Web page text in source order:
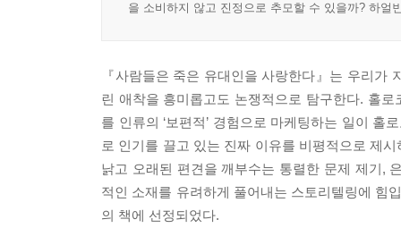
을 소비하지 않고 진정으로 추모할 수 있을까? 하
『사람들은 죽은 유대인을 사랑한다』는 우리
린 애착을 흥미롭고도 논쟁적으로 탐구한다. 홀
를 인류의 ‘보편적’ 경험으로 마케팅하는 일이
로 인기를 끌고 있는 진짜 이유를 비평적으로 제
낡고 오래된 편견을 깨부수는 통렬한 문제 제기,
적인 소재를 유려하게 풀어내는 스토리텔링에 힘
의 책에 선정되었다.